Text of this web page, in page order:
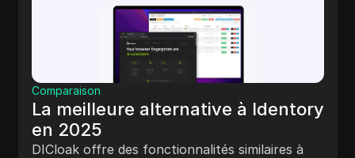
Comparaison
La meilleure alternative à Identory
en 2025
DICloak offre des fonctionnalités similaires à